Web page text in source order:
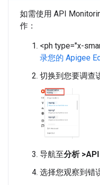
如需使用 API
作：
<ph type="x-
录您的 Apigee
切换到您要调查
导航至分析
选择您观察到错